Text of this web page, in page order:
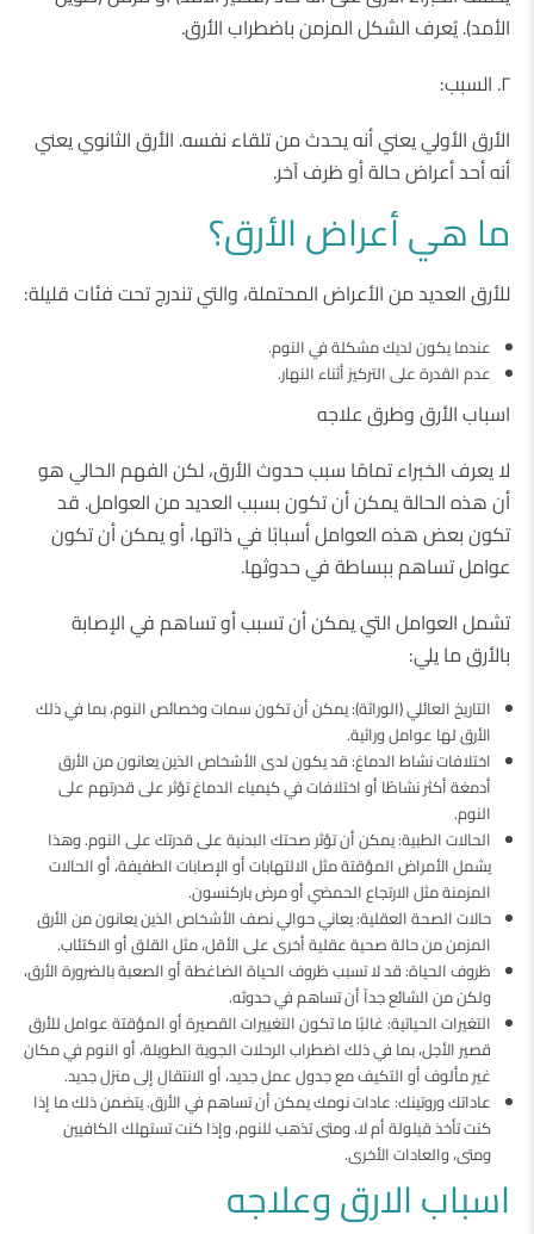
الأمد). يُعرف الشكل المزمن باضطراب الأرق.
٢. السبب:
الأرق الأولي يعني أنه يحدث من تلقاء نفسه. الأرق الثانوي يعني
أنه أحد أعراض حالة أو ظرف آخر.
ما هي أعراض الأرق؟
للأرق العديد من الأعراض المحتملة، والتي تندرج تحت فئات قليلة:
عندما يكون لديك مشكلة في النوم.
عدم القدرة على التركيز أثناء النهار.
اسباب الأرق وطرق علاجه
لا يعرف الخبراء تمامًا سبب حدوث الأرق، لكن الفهم الحالي هو
أن هذه الحالة يمكن أن تكون بسبب العديد من العوامل. قد
تكون بعض هذه العوامل أسبابًا في ذاتها، أو يمكن أن تكون
عوامل تساهم ببساطة في حدوثها.
تشمل العوامل التي يمكن أن تسبب أو تساهم في الإصابة
بالأرق ما يلي:
التاريخ العائلي (الوراثة): يمكن أن تكون سمات وخصائص النوم، بما في ذلك
الأرق لها عوامل وراثية.
اختلافات نشاط الدماغ: قد يكون لدى الأشخاص الذين يعانون من الأرق
أدمغة أكثر نشاطًا أو اختلافات في كيمياء الدماغ تؤثر على قدرتهم على
النوم.
الحالات الطبية: يمكن أن تؤثر صحتك البدنية على قدرتك على النوم. وهذا
يشمل الأمراض المؤقتة مثل الالتهابات أو الإصابات الطفيفة، أو الحالات
المزمنة مثل الارتجاع الحمضي أو مرض باركنسون.
حالات الصحة العقلية: يعاني حوالي نصف الأشخاص الذين يعانون من الأرق
المزمن من حالة صحية عقلية أخرى على الأقل، مثل القلق أو الاكتئاب.
ظروف الحياة: قد لا تسبب ظروف الحياة الضاغطة أو الصعبة بالضرورة الأرق،
ولكن من الشائع جداً أن تساهم في حدوثه.
التغيرات الحياتية: غالبًا ما تكون التغييرات القصيرة أو المؤقتة عوامل للأرق
قصير الأجل، بما في ذلك اضطراب الرحلات الجوية الطويلة، أو النوم في مكان
غير مألوف أو التكيف مع جدول عمل جديد، أو الانتقال إلى منزل جديد.
عاداتك وروتينك: عادات نومك يمكن أن تساهم في الأرق. يتضمن ذلك ما إذا
كنت تأخذ قيلولة أم لا، ومتى تذهب للنوم، وإذا كنت تستهلك الكافيين
ومتى، والعادات الأخرى.
اسباب الارق وعلاجه